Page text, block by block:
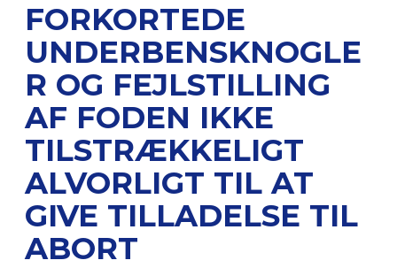
FORKORTEDE
UNDERBENSKNOGLE
R OG FEJLSTILLING
AF FODEN IKKE
TILSTRÆKKELIGT
ALVORLIGT TIL AT
GIVE TILLADELSE TIL
ABORT